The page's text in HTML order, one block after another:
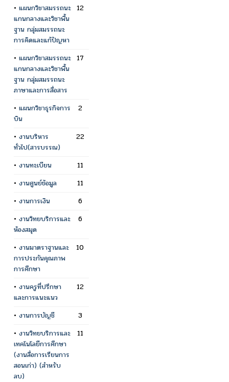
• แผนกวิชาสมรรถนะ
แกนกลางและวิชาพื้น
ฐาน กลุ่มสมรรถนะ
การคิดและแก้ปัญหา
12
• แผนกวิชาสมรรถนะ
แกนกลางและวิชาพื้น
ฐาน กลุ่มสมรรถนะ
ภาษาและการสื่อสาร
17
• แผนกวิชาธุรกิจการ
บิน
2
• งานบริหาร
ทั่วไป(สารบรรณ)
22
• งานทะเบียน
11
• งานศูนย์ข้อมูล
11
• งานการเงิน
6
• งานวิทยบริการและ
ห้องสมุด
6
• งานมาตราฐานและ
การประกันคุณภาพ
การศึกษา
10
• งานครูที่ปรึกษา
และการแนะแนว
12
• งานการบัญชี
3
• งานวิทยบริการและ
เทคโนโลยีการศึกษา
(งานสื่อการเรียนการ
สอนเก่า) (สำหรับ
ลบ)
11